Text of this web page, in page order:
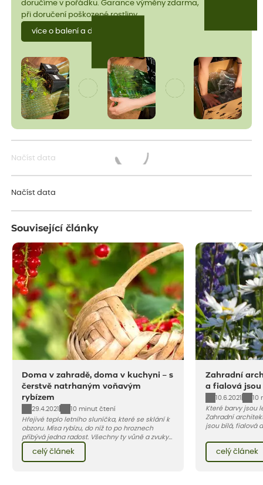
doručíme v pořádku. Garance výměny zdarma,
při doručení poškozené rostliny.
více o balení a dopravě
Načíst data
Načíst data
Související články
Doma v zahradě, doma v kuchyni – s
čerstvě natrhaným voňavým
rybízem
29.4.2021
10 minut čtení
Hřejivé teplo letního sluníčka, které se sklání k
obzoru. Mísa rybízu, do níž to po hroznech
přibývá jedna radost. Všechny ty vůně a zvuky
červencové zahrady. Sklizeň rybízu do kuchyně
vnese neuvěřitelný klid a radost. A taky trochu
bezstarostnosti dětství při mlsání babiččina
celý článek
Zahradní
a fialová jsou
10.6.2021
10
Které barvy jsou
Zahradní
jsou bílá, fialová
záhon, terasu či
obléknout i vy.
celý článek